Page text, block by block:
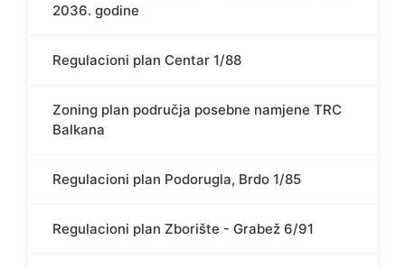
2036. godine
Regulacioni plan Centar 1/88
Zoning plan područja posebne namjene TRC
Balkana
Regulacioni plan Podorugla, Brdo 1/85
Regulacioni plan Zborište - Grabež 6/91